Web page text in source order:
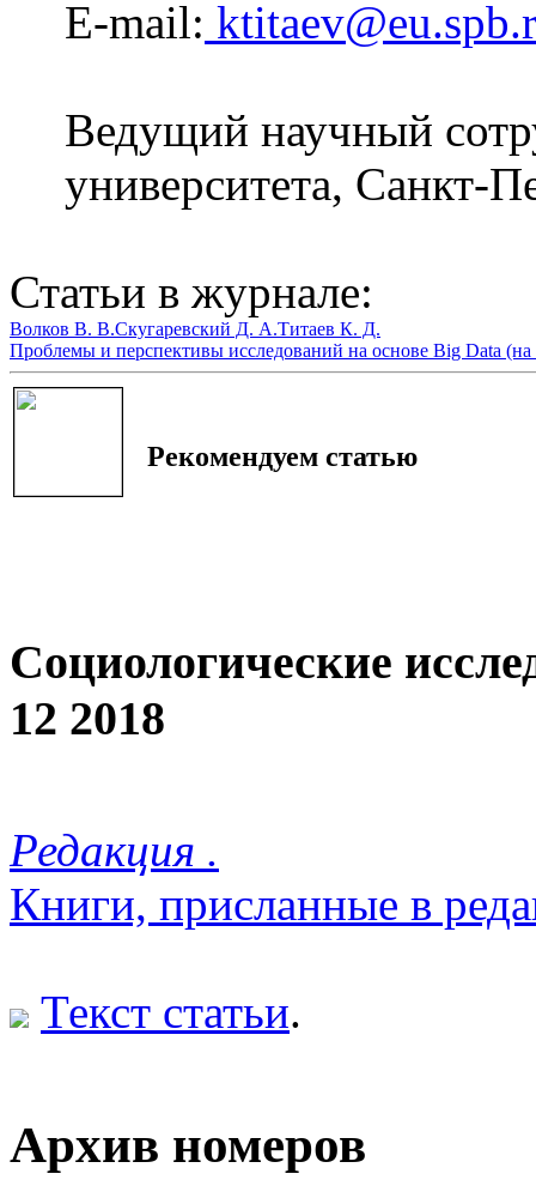
E-mail:
Ведущий научный
университета, Санкт-
Статьи в журнале:
Волков В. В.Скугаревский Д. А.Титаев К. Д.
Проблемы и перспективы исследований на основе Big Data
Рекомендуем статью
Социологические
12 2018
Редакция .
Книги, присланные в
Текст статьи.
Архив номеров